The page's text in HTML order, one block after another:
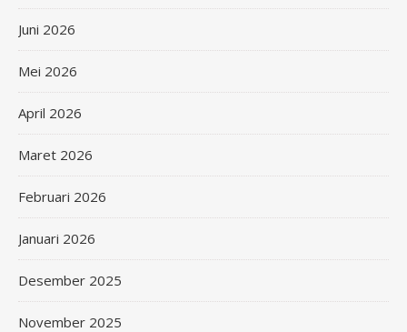
Juni 2026
Mei 2026
April 2026
Maret 2026
Februari 2026
Januari 2026
Desember 2025
November 2025